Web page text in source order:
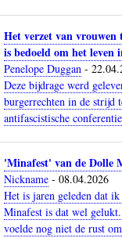
Het verzet van vrouwen
is bedoeld om het leven
Penelope Duggan -
Deze bijdrage werd
burgerrechten in de strijd
antifascistische
'Minafest' van de Dolle
Nickname - 08.04.2026
Het is jaren geleden dat
Minafest is dat wel
voelde nog niet de rust